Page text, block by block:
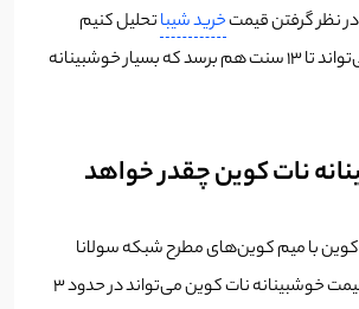
نظر گرفتن قیمتخرید شیباتحلیل کنیم
قیمت نات کوین می‌تواند تا 13 سنت هم برسد که بسیار خوشبینانه
نات کوین چقدر خواهد
با میم کوین‌های مطرح شبکه سولانا
نشان می‌دهد که قیمت خوشبینانه نات کوین می‌تواند در حدود 3